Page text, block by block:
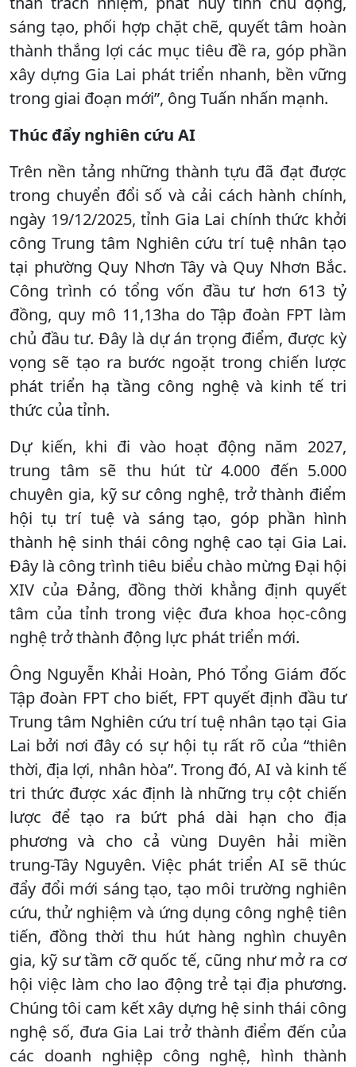
sáng tạo, phối hợp chặt chẽ, quyết tâm hoàn
thành thắng lợi các mục tiêu đề ra, góp phần
xây dựng Gia Lai phát triển nhanh, bền vững
trong giai đoạn mới”, ông Tuấn nhấn mạnh.
Thúc đẩy nghiên cứu AI
Trên nền tảng những thành tựu đã đạt được
trong chuyển đổi số và cải cách hành chính,
ngày 19/12/2025, tỉnh Gia Lai chính thức khởi
công Trung tâm Nghiên cứu trí tuệ nhân tạo
tại phường Quy Nhơn Tây và Quy Nhơn Bắc.
Công trình có tổng vốn đầu tư hơn 613 tỷ
đồng, quy mô 11,13ha do Tập đoàn FPT làm
chủ đầu tư. Đây là dự án trọng điểm, được kỳ
vọng sẽ tạo ra bước ngoặt trong chiến lược
phát triển hạ tầng công nghệ và kinh tế tri
thức của tỉnh.
Dự kiến, khi đi vào hoạt động năm 2027,
trung tâm sẽ thu hút từ 4.000 đến 5.000
chuyên gia, kỹ sư công nghệ, trở thành điểm
hội tụ trí tuệ và sáng tạo, góp phần hình
thành hệ sinh thái công nghệ cao tại Gia Lai.
Đây là công trình tiêu biểu chào mừng Đại hội
XIV của Đảng, đồng thời khẳng định quyết
tâm của tỉnh trong việc đưa khoa học-công
nghệ trở thành động lực phát triển mới.
Ông Nguyễn Khải Hoàn, Phó Tổng Giám đốc
Tập đoàn FPT cho biết, FPT quyết định đầu tư
Trung tâm Nghiên cứu trí tuệ nhân tạo tại Gia
Lai bởi nơi đây có sự hội tụ rất rõ của “thiên
thời, địa lợi, nhân hòa”. Trong đó, AI và kinh tế
tri thức được xác định là những trụ cột chiến
lược để tạo ra bứt phá dài hạn cho địa
phương và cho cả vùng Duyên hải miền
trung-Tây Nguyên. Việc phát triển AI sẽ thúc
đẩy đổi mới sáng tạo, tạo môi trường nghiên
cứu, thử nghiệm và ứng dụng công nghệ tiên
tiến, đồng thời thu hút hàng nghìn chuyên
gia, kỹ sư tầm cỡ quốc tế, cũng như mở ra cơ
hội việc làm cho lao động trẻ tại địa phương.
Chúng tôi cam kết xây dựng hệ sinh thái công
nghệ số, đưa Gia Lai trở thành điểm đến của
các doanh nghiệp công nghệ, hình thành